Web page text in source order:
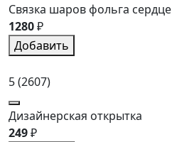
Связка шаров фольга сердце
1280₽
Добавить
5(2607)
Дизайнерская открытка
249₽